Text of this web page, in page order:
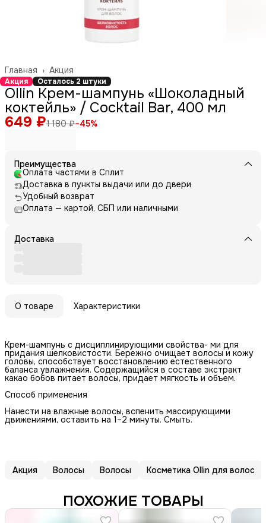
Акция
Главная ›
Акция Осталось 2 штуки
Ollin Крем-шампунь «Шоколадный
коктейль» / Cocktail Bar, 400 мл
649 ₽1 180 ₽−45%
Преимущества
Оплата частями в Сплит
Доставка в пункты выдачи или до двери
Удобный возврат
Оплата — картой, СБП или наличными
Доставка
О товаре Характеристики
Крем-шампунь с дисциплинирующими свойства- ми для
придания шелковистости. Бережно очищает волосы и кожу
головы, способствует восстановлению естественного
баланса увлажнения. Содержащийся в составе экстракт
какао бобов питает волосы, придает мягкость и объем.
Способ применения
Нанести на влажные волосы, вспенить массирующими
движениями, оставить на 1–2 минуты. Смыть.
Акция Волосы Волосы Косметика Ollin для волос
ПОХОЖИЕ ТОВАРЫ